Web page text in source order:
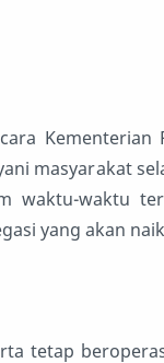
masyarakat
waktu-waktu
yang akan
tetap